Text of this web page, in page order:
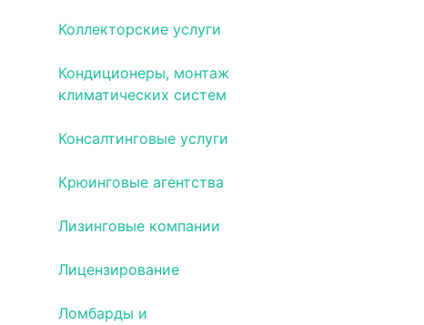
Коллекторские услуги
Кондиционеры, монтаж
климатических систем
Консалтинговые услуги
Крюинговые агентства
Лизинговые компании
Лицензирование
Ломбарды и